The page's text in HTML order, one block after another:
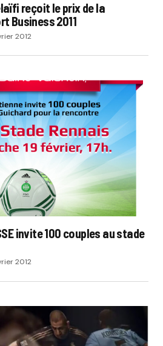
reçoit le prix de la
Business 2011
2012
invite 100 couples au stade
2012